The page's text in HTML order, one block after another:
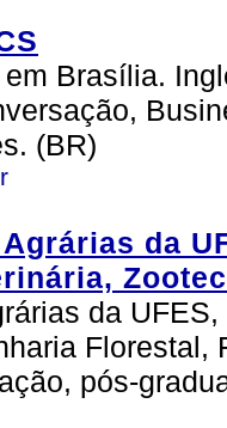
Brasília.
(BR)
da
da
Florestal,
pós-